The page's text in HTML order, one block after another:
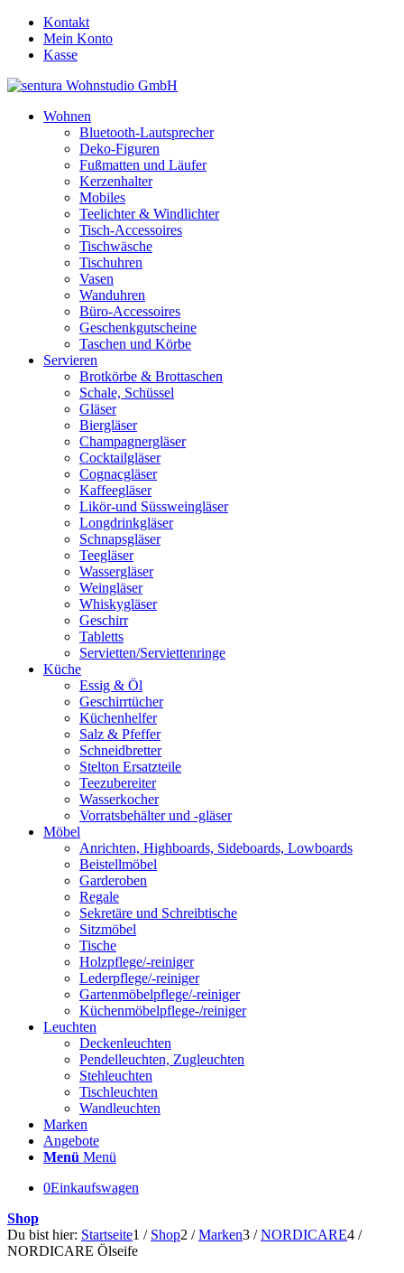
Kontakt
Mein Konto
Kasse
Wohnen
Bluetooth-Lautsprecher
Deko-Figuren
Fußmatten und Läufer
Kerzenhalter
Mobiles
Teelichter & Windlichter
Tisch-Accessoires
Tischwäsche
Tischuhren
Vasen
Wanduhren
Büro-Accessoires
Geschenkgutscheine
Taschen und Körbe
Servieren
Brotkörbe & Brottaschen
Schale, Schüssel
Gläser
Biergläser
Champagnergläser
Cocktailgläser
Cognacgläser
Kaffeegläser
Likör-und Süssweingläser
Longdrinkgläser
Schnapsgläser
Teegläser
Wassergläser
Weingläser
Whiskygläser
Geschirr
Tabletts
Servietten/Serviettenringe
Küche
Essig & Öl
Geschirrtücher
Küchenhelfer
Salz & Pfeffer
Schneidbretter
Stelton Ersatzteile
Teezubereiter
Wasserkocher
Vorratsbehälter und -gläser
Möbel
Anrichten, Highboards, Sideboards, Lowboards
Beistellmöbel
Garderoben
Regale
Sekretäre und Schreibtische
Sitzmöbel
Tische
Holzpflege/-reiniger
Lederpflege/-reiniger
Gartenmöbelpflege/-reiniger
Küchenmöbelpflege-/reiniger
Leuchten
Deckenleuchten
Pendelleuchten, Zugleuchten
Stehleuchten
Tischleuchten
Wandleuchten
Marken
Angebote
Menü Menü
0Einkaufswagen
Shop
Du bist hier: Startseite1 / Shop2 / Marken3 / NORDICARE4 /
NORDICARE Ölseife